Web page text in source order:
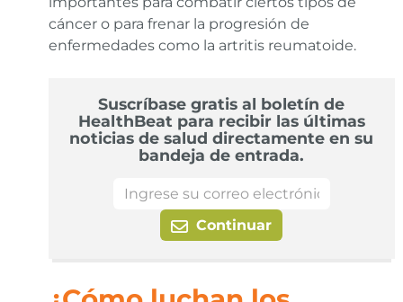
cáncer o para frenar la progresión de
enfermedades como la artritis reumatoide.
Suscríbase gratis al boletín de
HealthBeat para recibir las últimas
noticias de salud directamente en su
bandeja de entrada.
Continuar